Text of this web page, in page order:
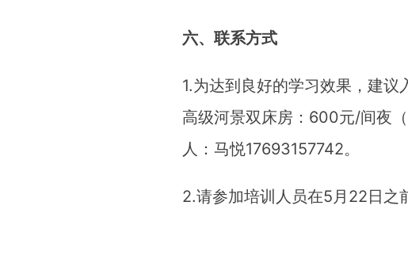
六、联系方式
1.为达到良好的学习效果，建
高级河景双床房：600元/间夜
人：马悦17693157742。
2.请参加培训人员在5月22日之